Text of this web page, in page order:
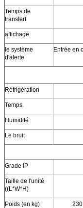
Temps de
transfert
affichage
le système
d'alerte
Entrée en
Réfrigération
Temps.
Humidité
Le bruit
Grade IP
Taille de l'unité
((L*W*H)
Poids (en kg) 230